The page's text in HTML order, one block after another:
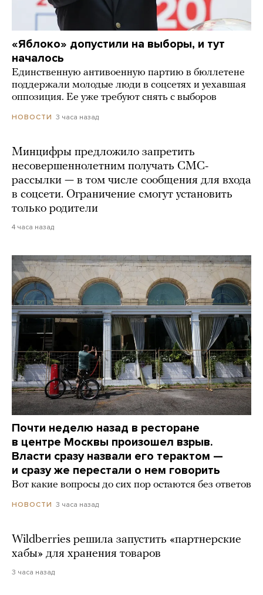
«Яблоко» допустили на выборы, и тут
началось
Единственную антивоенную партию в бюллетене
поддержали молодые люди в соцсетях и уехавшая
оппозиция. Ее уже требуют снять с выборов
НОВОСТИ 3 часа назад
Минцифры предложило запретить
несовершеннолетним получать СМС-
рассылки — в том числе сообщения для входа
в соцсети. Ограничение смогут установить
только родители
4 часа назад
Почти неделю назад в ресторане
в центре Москвы произошел взрыв.
Власти сразу назвали его терактом —
и сразу же перестали о нем говорить
Вот какие вопросы до сих пор остаются без ответов
НОВОСТИ 3 часа назад
Wildberries решила запустить «партнерские
хабы» для хранения товаров
3 часа назад